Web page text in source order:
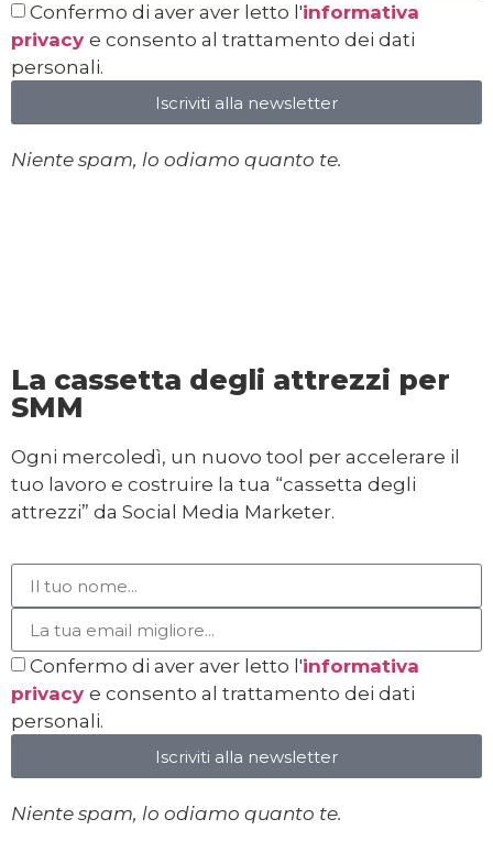
Confermo di aver aver letto l'informativa
privacy e consento al trattamento dei dati
personali.
Iscriviti alla newsletter
Niente spam, lo odiamo quanto te.
La cassetta degli attrezzi per
SMM
Ogni mercoledì, un nuovo tool per accelerare il
tuo lavoro e costruire la tua “cassetta degli
attrezzi” da Social Media Marketer.
Confermo di aver aver letto l'informativa
privacy e consento al trattamento dei dati
personali.
Iscriviti alla newsletter
Niente spam, lo odiamo quanto te.